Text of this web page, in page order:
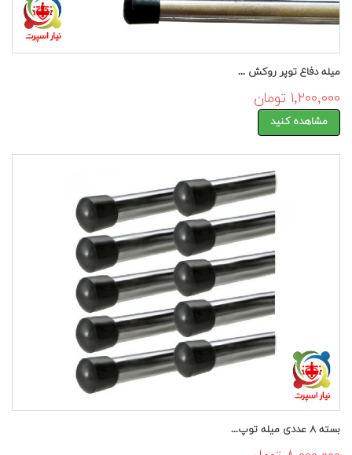
میله دفاع توپر روکش ...
۱,۲۰۰,۰۰۰ تومان
مشاهده کنید
بسته ۸ عددی میله توپ...